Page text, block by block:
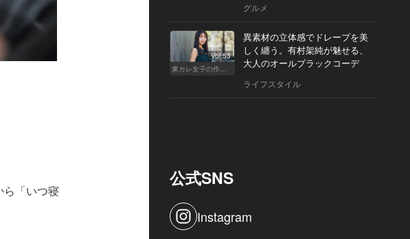
「いつ寝
グルメ
Vol.53
東カレ女子の作り方
異素材の立体感でドレープを美
しく纏う。有村架純が魅せる、
大人のオールブラックコーデ
ライフスタイル
公式SNS
Instagram